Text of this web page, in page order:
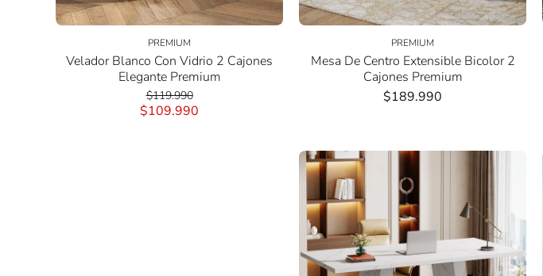
PREMIUM
Velador Blanco Con Vidrio 2 Cajones
Elegante Premium
$119.990
$109.990
PREMIUM
Mesa De Centro Extensible Bicolor 2
Cajones Premium
$189.990